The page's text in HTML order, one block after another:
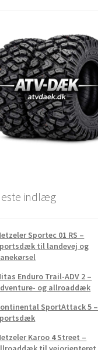
indlæg
Sportec 01 RS –
til landevej og
Enduro Trail-ADV 2 –
og allroaddæk
SportAttack 5 –
Karoo 4 Street –